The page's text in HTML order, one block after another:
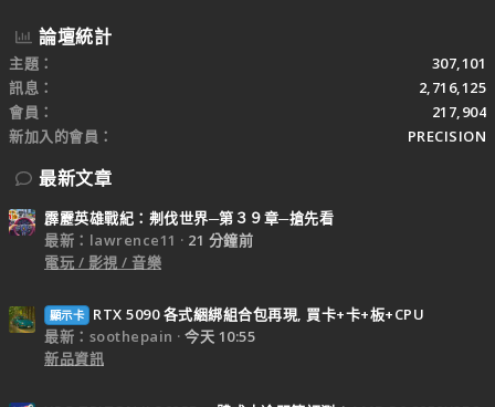
論壇統計
主題
307,101
訊息
2,716,125
會員
217,904
新加入的會員
PRECISION
最新文章
霹靂英雄戰紀：刜伐世界─第３９章─搶先看
最新：lawrence11
21 分鐘前
電玩 / 影視 / 音樂
顯示卡
RTX 5090 各式綑綁組合包再現, 買卡+卡+板+CPU
最新：soothepain
今天 10:55
新品資訊